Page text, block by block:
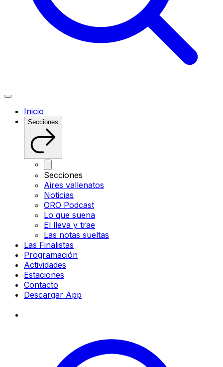
Inicio
Secciones
Secciones
Aires vallenatos
Noticias
ORO Podcast
Lo que suena
El lleva y trae
Las notas sueltas
Las Finalistas
Programación
Actividades
Estaciones
Contacto
Descargar App